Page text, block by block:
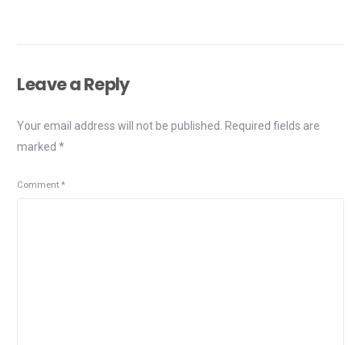
Leave a Reply
Your email address will not be published.
Required fields are
marked*
Comment*